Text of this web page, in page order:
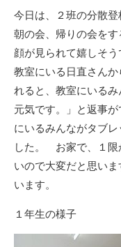
今日は、２班の分散
朝の会、帰りの会を
顔が見られて嬉しそう
教室にいる日直さん
れると、教室にいるみ
元気です。」と返事
にいるみんながタブ
した。 お家で、１限
いので大変だと思い
います。
１年生の様子